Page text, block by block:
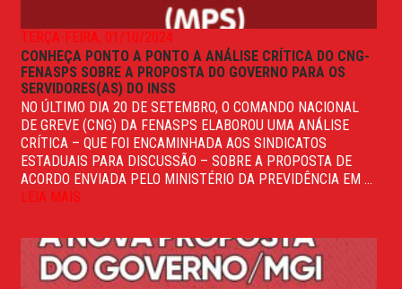
TERÇA-FEIRA, 01/10/2024
CONHEÇA PONTO A PONTO A ANÁLISE CRÍTICA DO CNG-
FENASPS SOBRE A PROPOSTA DO GOVERNO PARA OS
SERVIDORES(AS) DO INSS
NO ÚLTIMO DIA 20 DE SETEMBRO, O COMANDO NACIONAL
DE GREVE (CNG) DA FENASPS ELABOROU UMA ANÁLISE
CRÍTICA – QUE FOI ENCAMINHADA AOS SINDICATOS
ESTADUAIS PARA DISCUSSÃO – SOBRE A PROPOSTA DE
ACORDO ENVIADA PELO MINISTÉRIO DA PREVIDÊNCIA EM ...
LEIA MAIS